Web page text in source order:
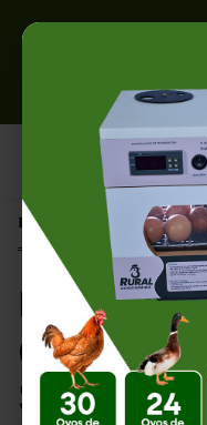
Página Inicial | Umidade